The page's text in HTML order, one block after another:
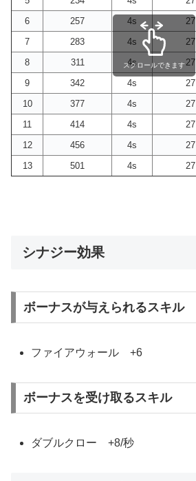
6
257 4s 27
7
283 4s 27
8
311 4s 27
9
342 4s 27
10
377 4s 27
11
414 4s 27
12
456 4s 27
13
501 4s 27
スクロールできます
シナジー効果
ボーナスが与えられるスキル
ファイアウォール +6
ボーナスを受け取るスキル
ダブルクロー +8/秒